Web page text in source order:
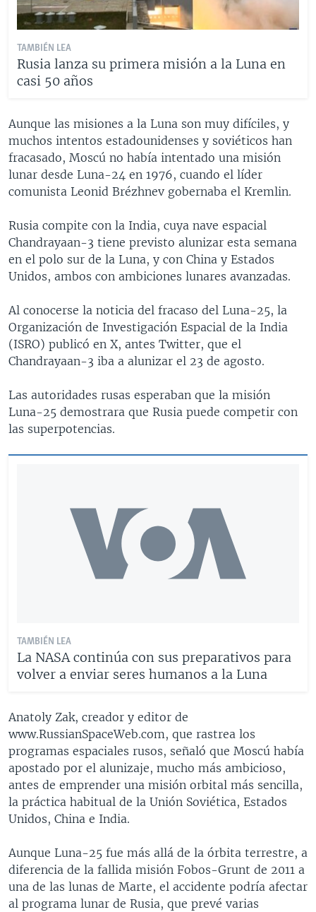
TAMBIÉN LEA
Rusia lanza su primera misión a la Luna en
casi 50 años
Aunque las misiones a la Luna son muy difíciles, y
muchos intentos estadounidenses y soviéticos han
fracasado, Moscú no había intentado una misión
lunar desde Luna-24 en 1976, cuando el líder
comunista Leonid Brézhnev gobernaba el Kremlin.
Rusia compite con la India, cuya nave espacial
Chandrayaan-3 tiene previsto alunizar esta semana
en el polo sur de la Luna, y con China y Estados
Unidos, ambos con ambiciones lunares avanzadas.
Al conocerse la noticia del fracaso del Luna-25, la
Organización de Investigación Espacial de la India
(ISRO) publicó en X, antes Twitter, que el
Chandrayaan-3 iba a alunizar el 23 de agosto.
Las autoridades rusas esperaban que la misión
Luna-25 demostrara que Rusia puede competir con
las superpotencias.
TAMBIÉN LEA
La NASA continúa con sus preparativos para
volver a enviar seres humanos a la Luna
Anatoly Zak, creador y editor de
www.RussianSpaceWeb.com, que rastrea los
programas espaciales rusos, señaló que Moscú había
apostado por el alunizaje, mucho más ambicioso,
antes de emprender una misión orbital más sencilla,
la práctica habitual de la Unión Soviética, Estados
Unidos, China e India.
Aunque Luna-25 fue más allá de la órbita terrestre, a
diferencia de la fallida misión Fobos-Grunt de 2011 a
una de las lunas de Marte, el accidente podría afectar
al programa lunar de Rusia, que prevé varias